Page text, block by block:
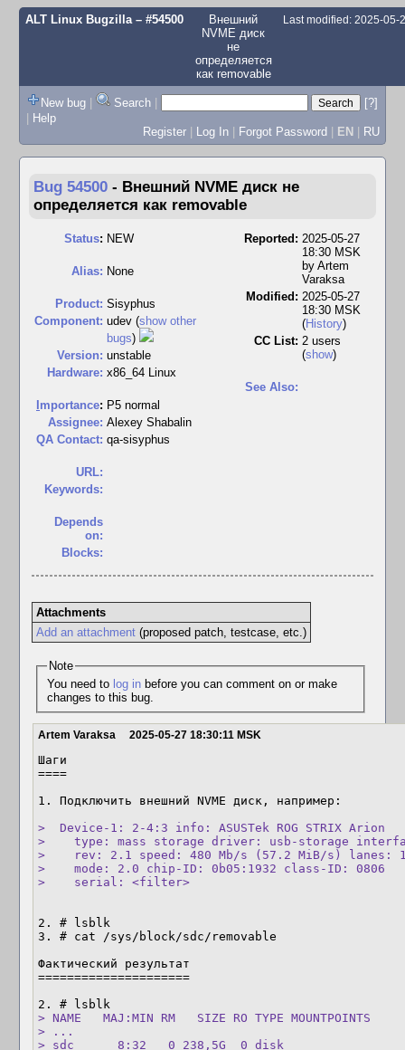
ALT Linux Bugzilla– #54500
Внешний
NVME диск
не
определяется
как removable
Last modified: 2025-05-
New bug | Search |
[?]
| Help
Register | Log In | Forgot Password | EN | RU
Bug 54500 - Внешний NVME диск не
определяется как removable
Status: NEW
Alias: None
Product: Sisyphus
Component: udev (show other
bugs)
Version: unstable
Hardware: x86_64 Linux
mportance: P5 normal
Assignee: Alexey Shabalin
QA Contact: qa-sisyphus
URL:
Keywords:
Depends
on:
Blocks:
Reported: 2025-05-27
18:30 MSK
by Artem
Varaksa
Modified: 2025-05-27
18:30 MSK
(History)
CC List: 2 users
(show)
See Also:
Attachments
Add an attachment(proposed patch, testcase, etc.)
Note
You need to log inbefore you can comment on or make
changes to this bug.
Artem Varaksa 2025-05-27 18:30:11 MSK
Шаги
====
1. Подключить внешний NVME диск, например:
>  Device-1: 2-4:3 info: ASUSTek ROG STRIX Arion
>    type: mass storage driver: usb-storage
>    rev: 2.1 speed: 480 Mb/s (57.2 MiB/s) lanes:
>    mode: 2.0 chip-ID: 0b05:1932 class-ID: 0806
>    serial: <filter>
2. # lsblk
3. # cat /sys/block/sdc/removable
Фактический результат
=====================
> NAME   MAJ:MIN RM   SIZE RO TYPE MOUNTPOINTS
> ...
> sdc      8:32   0 238,5G  0 disk